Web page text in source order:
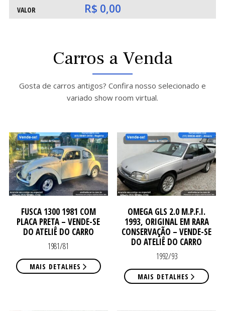
O
O
VALOR R$ 0,00
Carros a Venda
Gosta de carros antigos? Confira nosso selecionado e
variado show room virtual.
FUSCA 1300 1981 COM
PLACA PRETA – VENDE-SE
DO ATELIÊ DO CARRO
1981/81
MAIS DETALHES
OMEGA GLS 2.0 M.P.F.I.
1993, ORIGINAL EM RARA
CONSERVAÇÃO – VENDE-SE
DO ATELIÊ DO CARRO
1992/93
MAIS DETALHES